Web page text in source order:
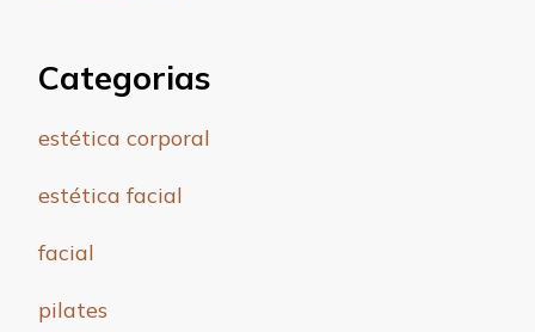
Categorias
estética corporal
estética facial
facial
pilates